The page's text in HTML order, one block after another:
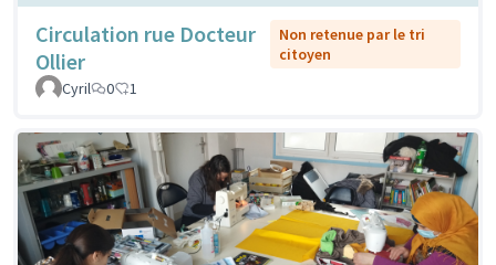
Circulation rue Docteur
Ollier
Non retenue par le tri
citoyen
Cyril
0 1